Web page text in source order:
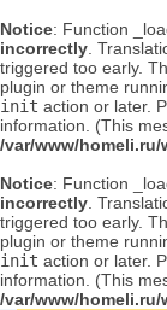
Notice: Function
incorrectly .
triggered too early.
plugin or theme
init action or later.
information. (This
/var/www/
Notice: Function
incorrectly .
triggered too early.
plugin or theme
init action or later.
information. (This
/var/www/